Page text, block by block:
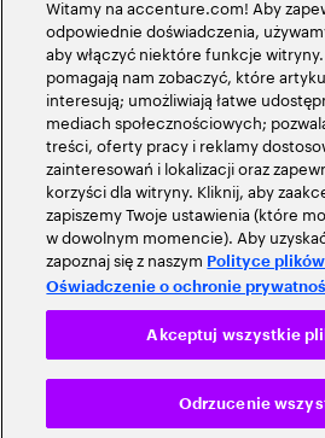
Witamy na accenture.com! Aby
odpowiednie doświadczenia,
aby włączyć niektóre funkcje
pomagają nam zobaczyć, które
interesują; umożliwiają łatwe
mediach społecznościowych;
treści, oferty pracy i reklamy
zainteresowań i lokalizacji oraz
korzyści dla witryny. Kliknij, aby
zapiszemy Twoje ustawienia (które
w dowolnym momencie). Aby
zapoznaj się z naszym Polityce
Oświadczenie o ochronie
Odrzucenie
Akceptuj wszystkie